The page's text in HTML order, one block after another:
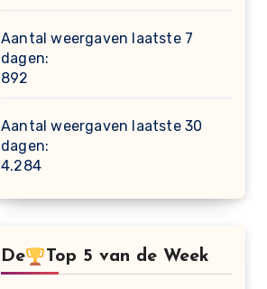
Aantal weergaven laatste 7
dagen:
892
Aantal weergaven laatste 30
dagen:
4.284
De Top 5 van de Week